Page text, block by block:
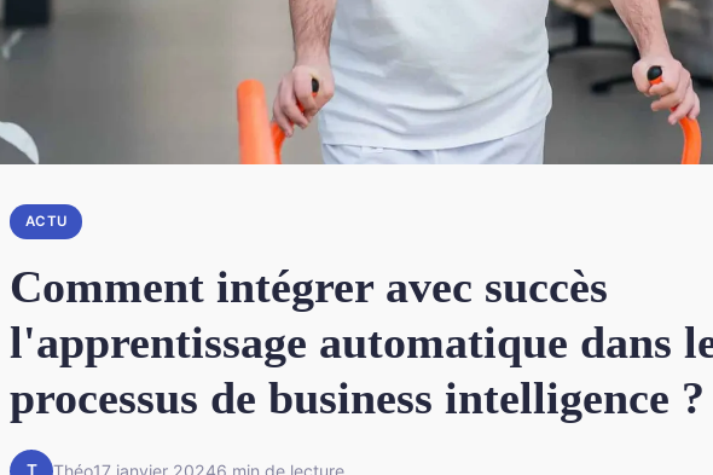
ACTU
Comment intégrer avec succès
l'apprentissage automatique dans
processus de business intelligence ?
T